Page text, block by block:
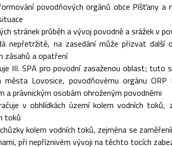
povodňových orgánů obce Píšťany
stránek průběh a vývoj povodně a srážek v
nepřetržitě, na zasedání může přizvat další
zásahů a opatření
III. SPA pro povodní zasaženou oblast;
Lovosice, povodňovému orgánu
a právnickým osobám ohroženým povodněmi
v obhlídkách území kolem vodních
toků
kolem vodních toků, zejména se
při nepříznivém vývoji na těchto tocích